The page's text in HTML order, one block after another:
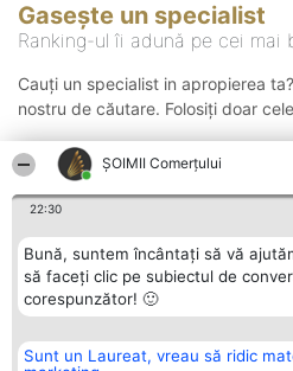
ȘOIMII Comerțului
22:30
Bună, suntem încântați să vă
să faceți clic pe subiectul de
corespunzător! 🙂
Sunt un Laureat, vreau să ridic
Gasește un specialist
Ranking-ul îi adună pe cei mai
Cauți un specialist in apropierea
nostru de căutare. Folosiți doar
Organizator Ranking Plebiscyt